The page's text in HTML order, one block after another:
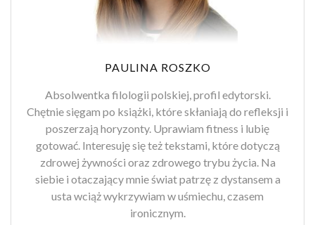
PAULINA ROSZKO
Absolwentka filologii polskiej, profil edytorski.
Chętnie sięgam po książki, które skłaniają do refleksji i
poszerzają horyzonty. Uprawiam fitness i lubię
gotować. Interesuję się też tekstami, które dotyczą
zdrowej żywności oraz zdrowego trybu życia. Na
siebie i otaczający mnie świat patrzę z dystansem a
usta wciąż wykrzywiam w uśmiechu, czasem
ironicznym.